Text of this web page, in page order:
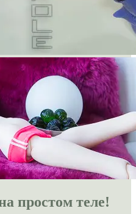
простом теле!